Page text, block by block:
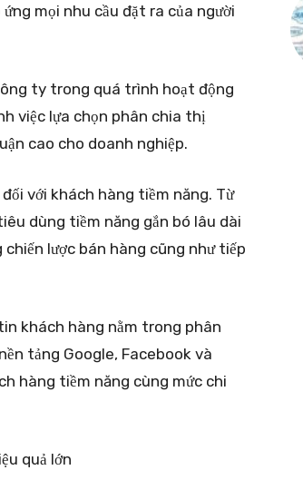
mọi nhu cầu đặt ra của người
ty trong quá trình hoạt động
việc lựa chọn phân chia thị
cao cho doanh nghiệp.
với khách hàng tiềm năng. Từ
dùng tiềm năng gắn bó lâu dài
lược bán hàng cũng như tiếp
khách hàng nằm trong phân
tảng Google, Facebook và
hàng tiềm năng cùng mức chi